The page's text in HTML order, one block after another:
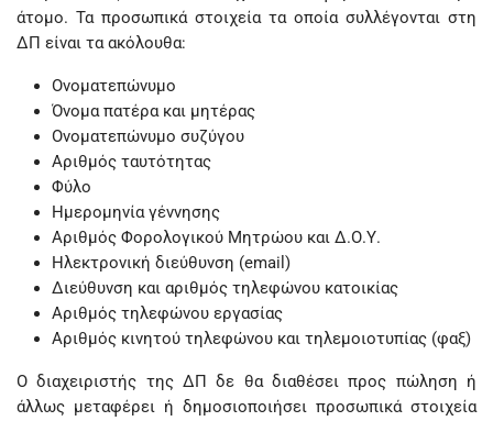
άτομο. Τα προσωπικά στοιχεία τα οποία συλλέγονται στη
ΔΠ είναι τα ακόλουθα:
Ονοματεπώνυμο
Όνομα πατέρα και μητέρας
Ονοματεπώνυμο συζύγου
Αριθμός ταυτότητας
Φύλο
Ημερομηνία γέννησης
Αριθμός Φορολογικού Μητρώου και Δ.Ο.Υ.
Ηλεκτρονική διεύθυνση (email)
Διεύθυνση και αριθμός τηλεφώνου κατοικίας
Αριθμός τηλεφώνου εργασίας
Αριθμός κινητού τηλεφώνου και τηλεμοιοτυπίας (φαξ)
Ο διαχειριστής της ΔΠ δε θα διαθέσει προς πώληση ή
άλλως μεταφέρει ή δημοσιοποιήσει προσωπικά στοιχεία